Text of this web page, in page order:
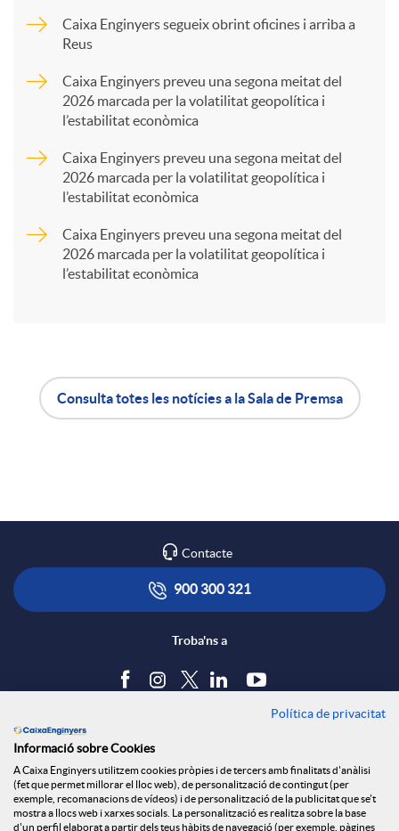
p
a
x
S
o
Caixa Enginyers segueix obrint oficines i arriba a
Reus
Caixa Enginyers preveu una segona meitat del
2026 marcada per la volatilitat geopolítica i
l’estabilitat econòmica
Caixa Enginyers preveu una segona meitat del
2026 marcada per la volatilitat geopolítica i
l’estabilitat econòmica
Caixa Enginyers preveu una segona meitat del
2026 marcada per la volatilitat geopolítica i
l’estabilitat econòmica
i
c
i
ó
a
l
Consulta totes les notícies a la Sala de Premsa
Contacte
900 300 321
Troba'ns a
Política de cookies
Avís legal
Seguretat Online
Política de privacitat
Informació sobre Cookies
A Caixa Enginyers utilitzem cookies pròpies i de tercers amb finalitats d'anàlisi
(fet que permet millorar el lloc web), de personalització de contingut (per
exemple, recomanacions de vídeos) i de personalització de la publicitat que se't
mostra a llocs web i xarxes socials. La personalització es realitza sobre la base
d'un perfil elaborat a partir dels teus hàbits de navegació (per exemple, pàgines